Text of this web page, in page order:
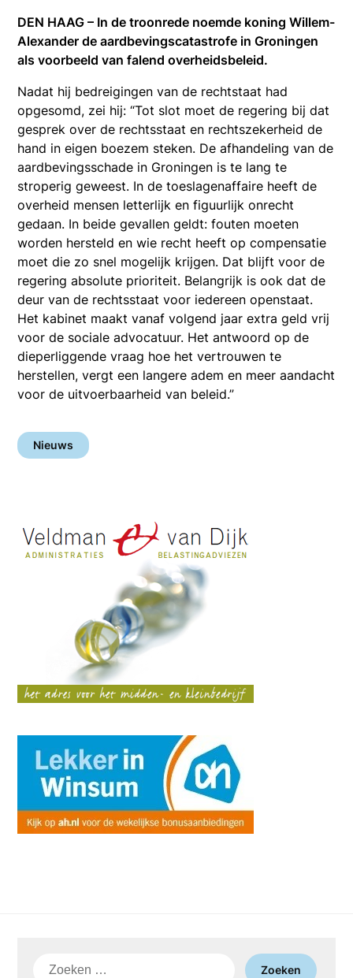
DEN HAAG – In de troonrede noemde koning Willem-
Alexander de aardbevingscatastrofe in Groningen
als voorbeeld van falend overheidsbeleid.
Nadat hij bedreigingen van de rechtstaat had
opgesomd, zei hij: “Tot slot moet de regering bij dat
gesprek over de rechtsstaat en rechtszekerheid de
hand in eigen boezem steken. De afhandeling van de
aardbevingsschade in Groningen is te lang te
stroperig geweest. In de toeslagenaffaire heeft de
overheid mensen letterlijk en figuurlijk onrecht
gedaan. In beide gevallen geldt: fouten moeten
worden hersteld en wie recht heeft op compensatie
moet die zo snel mogelijk krijgen. Dat blijft voor de
regering absolute prioriteit. Belangrijk is ook dat de
deur van de rechtsstaat voor iedereen openstaat.
Het kabinet maakt vanaf volgend jaar extra geld vrij
voor de sociale advocatuur. Het antwoord op de
dieperliggende vraag hoe het vertrouwen te
herstellen, vergt een langere adem en meer aandacht
voor de uitvoerbaarheid van beleid.”
Nieuws
Zoeken